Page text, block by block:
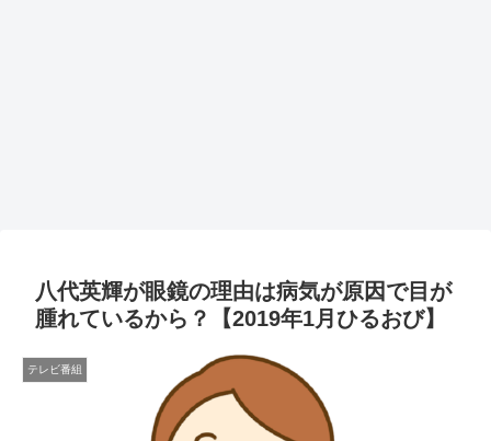
八代英輝が眼鏡の理由は病気が原因で目が
腫れているから？【2019年1月ひるおび】
テレビ番組